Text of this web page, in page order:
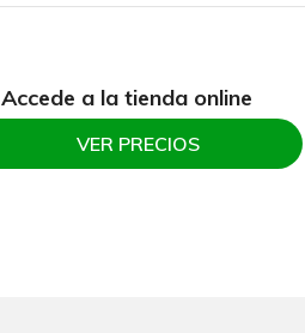
Accede a la tienda online
VER PRECIOS